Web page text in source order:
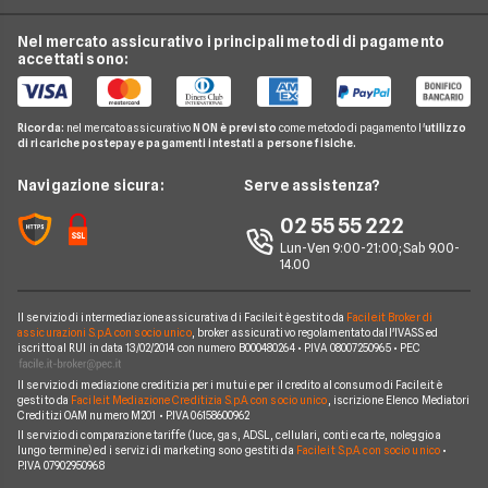
Conti e Carte
Telefonia Mobile
Pay TV
Noleggio Lungo Termine
News
Chi siamo
Perché scegliere Facile.it
Mappa del sito
Mutuo Costruzione Casa
Mutuo Liquidità
Mutui Asta
Sostituzione Mutuo
Mutuo a tasso variabile
Mutuo a tasso misto
Mutui Agevolati
Mutuo 100 per cento
Banca Mediolanum
Intesa Sanpaolo
UBI Banca
BNL
ING
Poste Italiane
Credit Agricole
CheBanca!
Credem
Banche e finanziarie
Guida Mutui
Domande Mutui
Glossario Mutui
Notizie Mutui
Argomenti in evidenza Mutui
Calcolatore rata mutuo
Nel mercato assicurativo i principali metodi di pagamento
accettati sono:
Ricorda: nel mercato assicurativo NON è previsto come metodo di pagamento l'utilizzo
di ricariche postepay e pagamenti intestati a persone fisiche.
Navigazione sicura: Serve assistenza?
02 55 55 222
Lun-Ven 9:00-21:00; Sab 9.00-
14.00
Il servizio di intermediazione assicurativa di Facile.it è gestito da Facile.it Broker di
assicurazioni S.p.A. con socio unico, broker assicurativo regolamentato dall'IVASS ed
iscritto al RUI in data 13/02/2014 con numero B000480264 • P.IVA 08007250965 • PEC
Il servizio di mediazione creditizia per i mutui e per il credito al consumo di Facile.it è
gestito da Facile.it Mediazione Creditizia S.p.A. con socio unico , iscrizione Elenco Mediatori
Creditizi OAM numero M201 • P.IVA 06158600962
Il servizio di comparazione tariffe (luce, gas, ADSL, cellulari, conti e carte, noleggio a
lungo termine) ed i servizi di marketing sono gestiti da Facile.it S.p.A. con socio unico•
P.IVA 07902950968